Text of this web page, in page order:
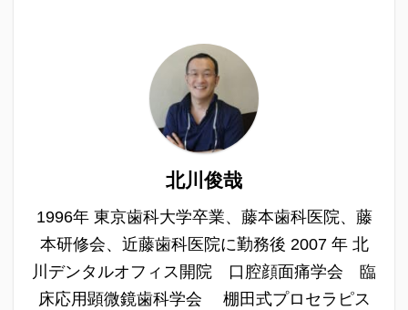
北川俊哉
1996年 東京歯科大学卒業、藤本歯科医院、藤
本研修会、近藤歯科医院に勤務後 2007 年 北
川デンタルオフィス開院 口腔顔面痛学会 臨
床応用顕微鏡歯科学会 棚田式プロセラピス